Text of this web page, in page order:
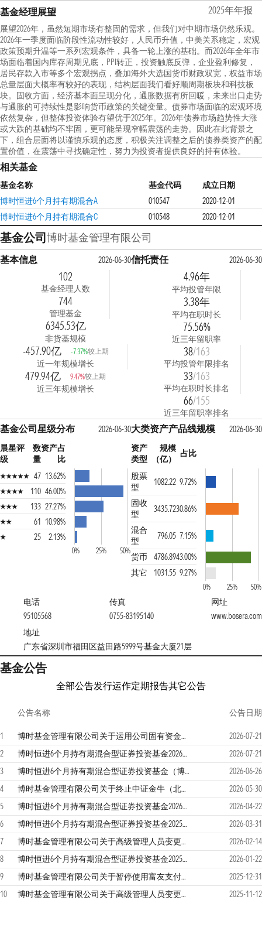
基金经理展望 2025年年报
展望2026年，虽然短期市场有整固的需求，但我们对中期市场仍然乐观。
2026年一季度面临阶段性流动性较好，人民币升值，中美关系稳定，宏观
政策预期升温等一系列宏观条件，具备一轮上涨的基础。而2026年全年市
场面临着国内库存周期见底，PPI转正，投资触底反弹，企业盈利修复，
居民存款入市等多个宏观拐点，叠加海外大选国货币财政双宽，权益市场
总量层面大概率有较好的表现，结构层面我们看好顺周期板块和科技板
块。固收方面，经济基本面呈现分化，通胀数据有所回暖，未来出口走势
与通胀的可持续性是影响货币政策的关键变量。债券市场面临的宏观环境
依然复杂，但整体投资体验有望优于2025年。2026年债券市场趋势性大涨
或大跌的基础均不牢固，更可能呈现窄幅震荡的走势。因此在此背景之
下，组合层面将以谨慎乐观的态度，积极关注调整之后的债券类资产的配
置价值，在震荡中寻找确定性，努力为投资者提供良好的持有体验。
相关基金
基金名称 基金代码
成立日期
博时恒进6个月持有期混合A
010547
2020-12-01
博时恒进6个月持有期混合C
010548 2020-12-01
基金公司博时基金管理有限公司
基本信息 2026-06-30
102
基金经理人数
744
管理基金
6345.53亿
非货基规模
-457.90亿 -7.37%较上期
近一年规模增长
479.94亿 9.47%较上期
近三年规模增长
信托责任 2026-06-30
4.96年
平均投管年限
3.38年
平均在职时长
75.56%
近三年留职率
38/163
平均投管年限排名
33/163
平均在职时长排名
66/155
近三年留职率排名
基金公司星级分布
2026-06-30
晨星评
级
数
量
资产占
比
47 13.62%
110 46.00%
133 27.27%
61 10.98%
25
2.13%
0% 25% 50%
大类资产产品线规模
2026-06-30
资产
类型
规模
（亿）
占比
股票
型
1082.22 9.72%
固收
型
3435.7230.86%
混合
型
796.05 7.15%
货币
4786.8943.00%
其它
1031.55 9.27%
0% 25% 50%
电话
95105568
传真
0755-83195140
网址
www.bosera.com
地址
广东省深圳市福田区益田路5999号基金大厦21层
基金公告
全部公告发行运作定期报告其它公告
公告名称 公告日期
1 博时基金管理有限公司关于运用公司固有资金投资旗下权益类公募基金的公告
2026-07-21
2
博时恒进6个月持有期混合型证券投资基金2026年第2季度报告
2026-07-21
3
博时恒进6个月持有期混合型证券投资基金（博时恒进持有期混合C）基金产品资料概要更新
2026-06-26
4
博时基金管理有限公司关于终止中证金牛（北京）基金销售有限公司办理旗下基金销售业务的公告
2026-05-30
5
博时恒进6个月持有期混合型证券投资基金2026年第1季度报告
2026-04-22
6
博时恒进6个月持有期混合型证券投资基金2025年年度报告
2026-03-31
7
博时基金管理有限公司关于高级管理人员变更的公告
2026-02-14
8
博时恒进6个月持有期混合型证券投资基金2025年第4季度报告
2026-01-22
9
博时基金管理有限公司关于暂停使用富友支付提供的快捷支付通道办理直销网上交易部分业务的公告
2025-12-31
10
博时基金管理有限公司关于高级管理人员变更的公告 2025-11-12